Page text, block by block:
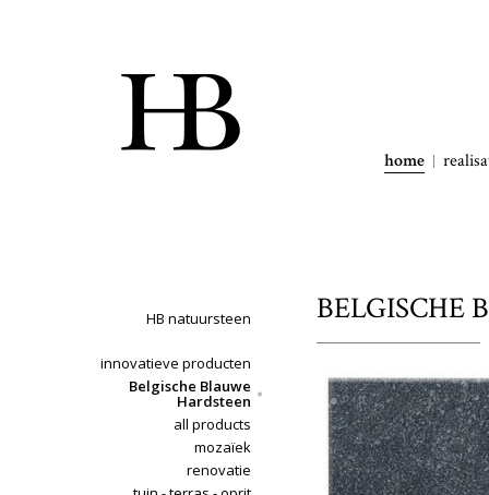
home
HB natuursteen
innovatieve producten
Belgische Blauwe
Hardsteen
all products
mozaïek
renovatie
BELGISCHE